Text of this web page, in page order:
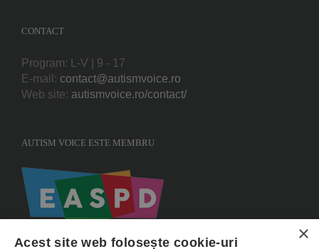
CONTACT
Program: L-V | 9 - 17
E-mail: contact@autismvoice.ro
Web site: autismvoice.ro/contact/
AUTISM VOICE ESTE MEMBRU
×
Acest site web folosește cookie-uri